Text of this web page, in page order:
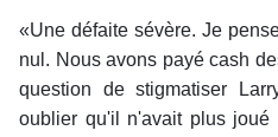
«Une défaite sévère. Je
nul. Nous avons payé cash
question de stigmatiser
oublier qu'il n'avait plus